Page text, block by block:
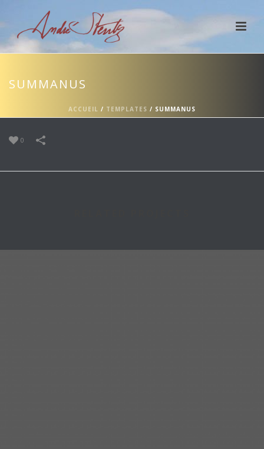
SUMMANUS
ACCUEIL / TEMPLATES / SUMMANUS
0